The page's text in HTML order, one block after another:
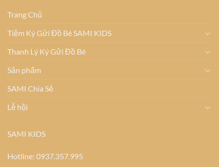
Trang Chủ
Tiệm Ký Gửi Đồ Bé SAMI KIDS
Thanh Lý Ký Gửi Đồ Bé
Sản phẩm
SAMI Chia Sẻ
Lễ hội
SAMI KIDS
Hotline: 0937.357.995